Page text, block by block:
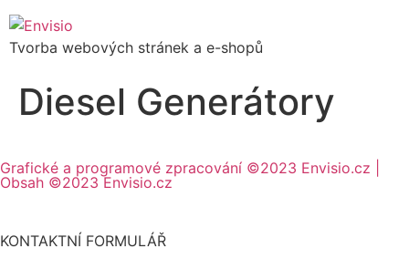
Tvorba webových stránek a e-shopů
Diesel Generátory
Grafické a programové zpracování ©2023 Envisio.cz |
Obsah ©2023 Envisio.cz
KONTAKTNÍ FORMULÁŘ